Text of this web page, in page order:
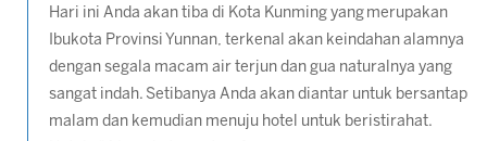
Hari ini Anda akan tiba di Kota Kunming yang merupakan
Ibukota Provinsi Yunnan, terkenal akan keindahan alamnya
dengan segala macam air terjun dan gua naturalnya yang
sangat indah. Setibanya Anda akan diantar untuk bersantap
malam dan kemudian menuju hotel untuk beristirahat.